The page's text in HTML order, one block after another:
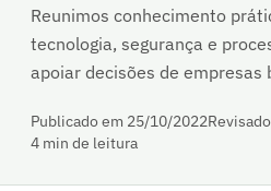
Reunimos conhecimento
tecnologia, segurança e
apoiar decisões de empresas
Publicado em 25/10/2022
4 min de leitura